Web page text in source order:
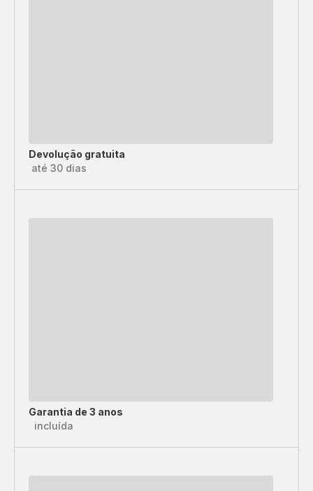
Devolução gratuita
até 30 dias
Garantia de 3 anos
incluída